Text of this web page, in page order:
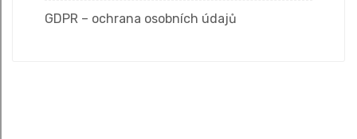
GDPR – ochrana osobních údajů